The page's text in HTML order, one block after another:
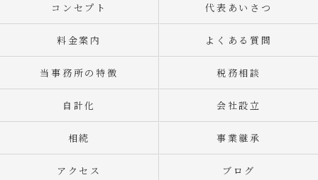
コンセプト 代表あいさつ
料金案内 よくある質問
当事務所の特徴 税務相談
自計化 会社設立
相続 事業継承
アクセス ブログ